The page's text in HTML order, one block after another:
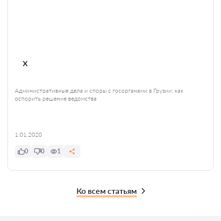
x
Административные дела и споры с госорганами в Грузии: как
оспорить решение ведомства
1.01.2020
0 0 1
Ко всем статьям